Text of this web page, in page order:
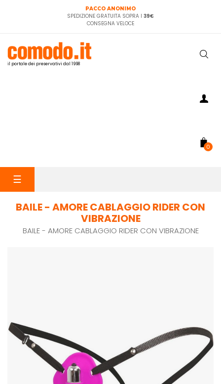
PACCO ANONIMO
SPEDIZIONE GRATUITA SOPRA I 39€
CONSEGNA VELOCE
il portale dei preservativi dal 1998
0
navigazione
☰
BAILE - AMORE CABLAGGIO RIDER CON
VIBRAZIONE
BAILE - AMORE CABLAGGIO RIDER CON VIBRAZIONE